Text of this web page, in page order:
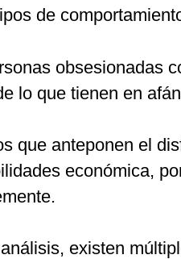
de
obsesionadas
lo que tienen en
que anteponen el
económica,
existen